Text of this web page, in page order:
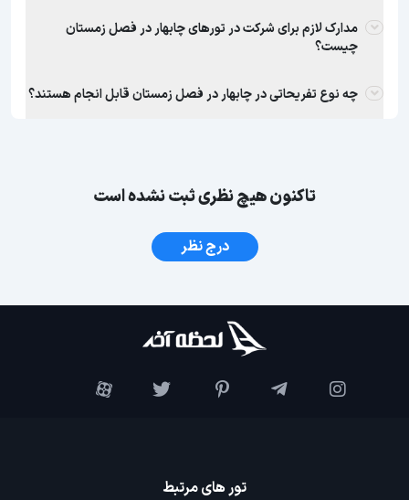
مدارک لازم برای شرکت در تورهای چابهار در فصل زمستان
چیست؟
چه نوع تفریحاتی در چابهار در فصل زمستان قابل انجام هستند؟
تاکنون هیچ نظری ثبت نشده است
درج نظر
تور های مرتبط